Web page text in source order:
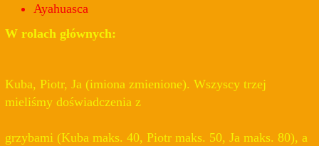
Ayahuasca
W rolach głównych:
Kuba, Piotr, Ja (imiona zmienione). Wszyscy trzej
mieliśmy doświadczenia z
grzybami (Kuba maks. 40, Piotr maks. 50, Ja maks. 80), a